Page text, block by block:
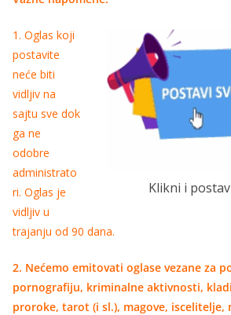
Klikni i
1. Oglas koji
postavite
neće biti
vidljiv na
sajtu sve dok
ga ne
odobre
administrato
ri. Oglas je
vidljiv u
trajanju od 90 dana.
2. Nećemo emitovati oglase vezane za
pornografiju, kriminalne aktivnosti,
proroke, tarot (i sl.), magove, iscelitelje,